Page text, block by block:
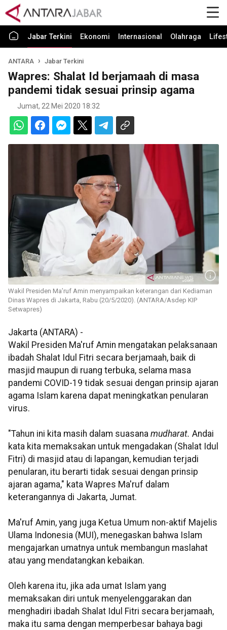
Jabar Terkini Ekonomi Internasional Olahraga
ANTARA Jabar Terkini
Wapres: Shalat Id berjamaah di masa
pandemi tidak sesuai prinsip agama
Jumat, 22 Mei 2020 18:32
Wakil Presiden Ma’ruf Amin menyampaikan keterangan dari Kediaman
Dinas Wapres di Jakarta, Rabu (20/5/2020). (ANTARA/Asdep KIP
Setwapres)
Jakarta (ANTARA) -
Wakil Presiden Ma'ruf Amin mengatakan pelaksanaan
ibadah Shalat Idul Fitri secara berjamaah, baik di
masjid maupun di ruang terbuka, selama masa
pandemi COVID-19 tidak sesuai dengan prinsip ajaran
agama Islam karena dapat meningkatkan penularan
virus.
"Tahun ini kita masih dalam suasana mudharat. Andai
kata kita memaksakan untuk mengadakan (Shalat Idul
Fitri) di masjid atau di lapangan, kemudian terjadi
penularan, itu berarti tidak sesuai dengan prinsip
ajaran agama," kata Wapres Ma'ruf dalam
keterangannya di Jakarta, Jumat.
Ma'ruf Amin, yang juga Ketua Umum non-aktif Majelis
Ulama Indonesia (MUI), menegaskan bahwa Islam
mengajarkan umatnya untuk membangun maslahat
atau yang mendatangkan kebaikan.
Oleh karena itu, jika ada umat Islam yang
memaksakan diri untuk menyelenggarakan dan
menghadiri ibadah Shalat Idul Fitri secara berjamaah,
maka itu sama dengan memperbesar bahaya bagi